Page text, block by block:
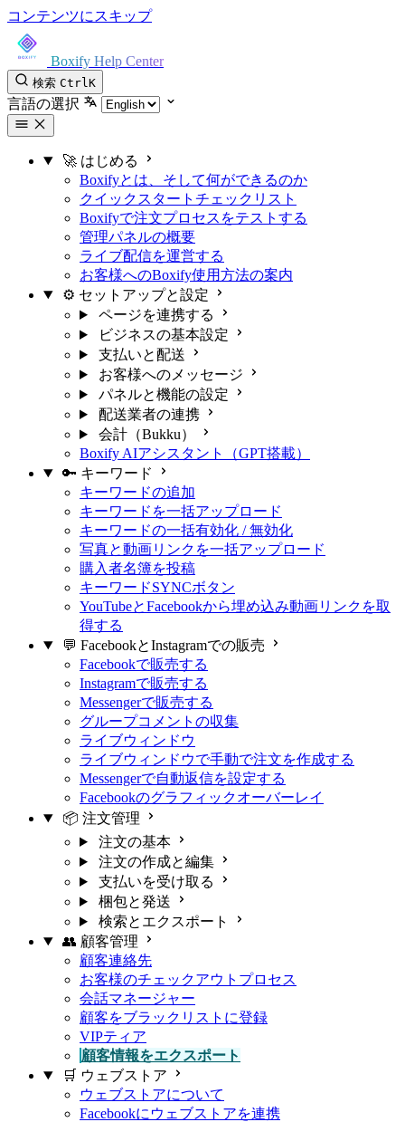
コンテンツにスキップ
Boxify Help Center
検索 CtrlK
言語の選択
🚀 はじめる
Boxifyとは、そして何ができるのか
クイックスタートチェックリスト
Boxifyで注文プロセスをテストする
管理パネルの概要
ライブ配信を運営する
お客様へのBoxify使用方法の案内
⚙️ セットアップと設定
ページを連携する
ビジネスの基本設定
支払いと配送
お客様へのメッセージ
パネルと機能の設定
配送業者の連携
会計（Bukku）
Boxify AIアシスタント（GPT搭載）
🔑 キーワード
キーワードの追加
キーワードを一括アップロード
キーワードの一括有効化 / 無効化
写真と動画リンクを一括アップロード
購入者名簿を投稿
キーワードSYNCボタン
YouTubeとFacebookから埋め込み動画リンクを取
得する
💬 FacebookとInstagramでの販売
Facebookで販売する
Instagramで販売する
Messengerで販売する
グループコメントの収集
ライブウィンドウ
ライブウィンドウで手動で注文を作成する
Messengerで自動返信を設定する
Facebookのグラフィックオーバーレイ
📦 注文管理
注文の基本
注文の作成と編集
支払いを受け取る
梱包と発送
検索とエクスポート
👥 顧客管理
顧客連絡先
お客様のチェックアウトプロセス
会話マネージャー
顧客をブラックリストに登録
VIPティア
顧客情報をエクスポート
🛒 ウェブストア
ウェブストアについて
Facebookにウェブストアを連携